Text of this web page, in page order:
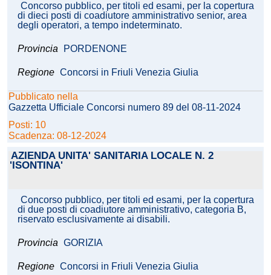
Concorso pubblico, per titoli ed esami, per la copertura
di dieci posti di coadiutore amministrativo senior, area
degli operatori, a tempo indeterminato.
Provincia PORDENONE
Regione Concorsi in Friuli Venezia Giulia
Pubblicato nella
Gazzetta Ufficiale Concorsi numero 89 del 08-11-2024
Posti: 10
Scadenza: 08-12-2024
AZIENDA UNITA' SANITARIA LOCALE N. 2
'ISONTINA'
Concorso pubblico, per titoli ed esami, per la copertura
di due posti di coadiutore amministrativo, categoria B,
riservato esclusivamente ai disabili.
Provincia GORIZIA
Regione Concorsi in Friuli Venezia Giulia